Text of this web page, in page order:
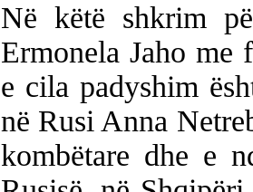
Në këtë shkrim
Ermonela Jaho me
e cila padyshim
në Rusi Anna
kombëtare dhe e